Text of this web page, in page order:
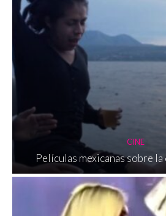
CINE
Películas mexicanas sobre